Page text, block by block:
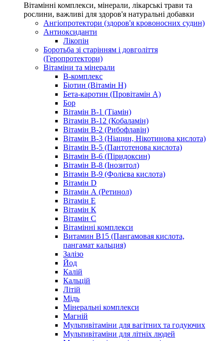
Вітамінні комплекси, мінерали, лікарські трави та
рослини, важливі для здоров'я натуральні добавки
Ангіопротектори (здоров'я кровоносних судин)
Антиоксиданти
Лікопін
Боротьба зі старінням і довголіття
(Геропротектори)
Вітаміни та мінерали
B-комплекс
Біотин (Вітамін H)
Бета-каротин (Провітамін А)
Бор
Вітамін B-1 (Тіамін)
Вітамін B-12 (Кобаламін)
Вітамін B-2 (Рибофлавін)
Вітамін B-3 (Ніацин, Нікотинова кислота)
Вітамін B-5 (Пантотенова кислота)
Вітамін B-6 (Піридоксин)
Вітамін B-8 (Інозитол)
Вітамін B-9 (Фолієва кислота)
Вітамін D
Вітамін А (Ретинол)
Вітамін Е
Вітамін К
Вітамін С
Вітамінні комплекси
Витамин B15 (Пангамовая кислота,
пангамат кальция)
Залізо
Йод
Калій
Кальцій
Літій
Мідь
Мінеральні комплекси
Магній
Мультивітаміни для вагітних та годуючих
Мультивітаміни для літніх людей